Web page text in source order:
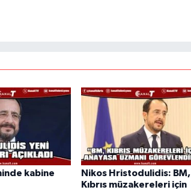
kabine
Nikos Hristodulidis: BM,
Kıbrıs müzakereleri için